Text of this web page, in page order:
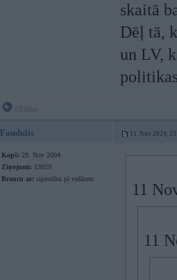
skaitā
Dēļ tā,
un LV,
Fandulis 11. Nov 2024,
Kopš: 29. Nov 2004
Ziņojumi: 13929
Braucu ar: sipisnīku pi vuškom
11
11